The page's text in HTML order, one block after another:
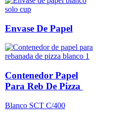
Envase De Papel
Contenedor Papel
Para Reb De Pizza
Blanco SCT C/400